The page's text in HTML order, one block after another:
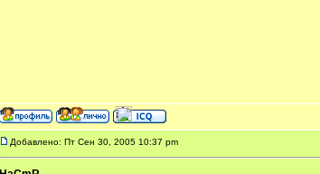
Добавлено: Пт Сен 30, 2005 10:37 pm